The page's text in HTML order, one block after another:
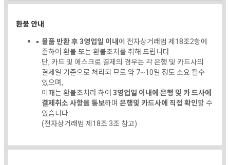
환불 안내
물품 반환 후 3영업일 이내에 전자상거래법 제18조2항에
준하여 환불 또는 환불조치를 취해 드립니다.
단, 카드 및 에스크로 결제의 경우는 각 은행 및 카드사의
결제일 기준으로 처리되 므로 약 7~10일 정도 소요 될수
있으며,
이때는 환불조치라 하여 3영업일 이내에 은행 및 카 드사에
결제취소 사항을 통보하며 은행및 카드사에 직접 확인할 수
있습니다
(전자상거래법 제18조 3조 참고)